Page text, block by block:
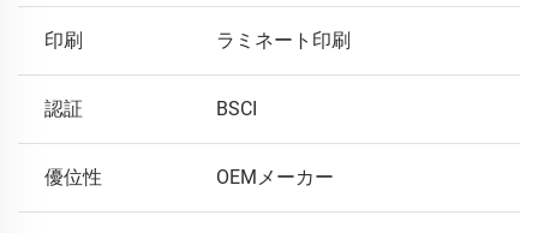
印刷 ラミネート印刷
認証 BSCI
優位性 OEMメーカー